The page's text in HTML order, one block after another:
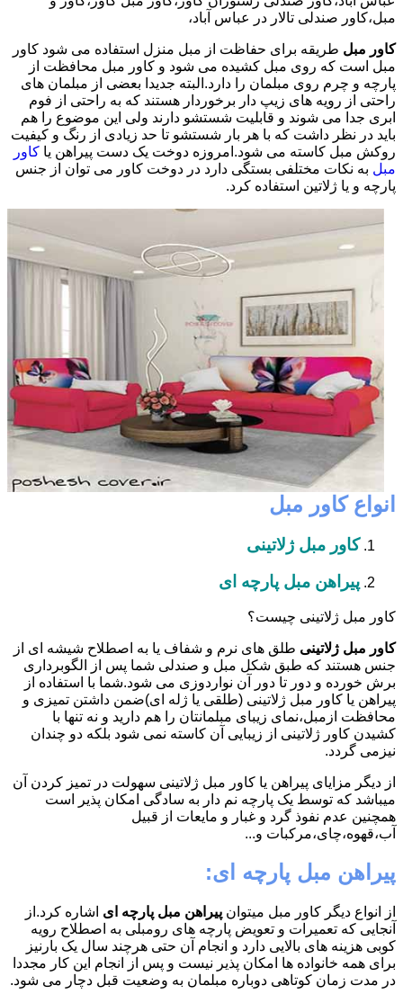
مبل،کاور صندلی تالار در عباس آباد،
کاور مبل طریقه برای حفاظت از مبل منزل استفاده می شود کاور
مبل است که روی مبل کشیده می شود و کاور مبل محافظت از
پارچه و چرم روی مبلمان را دارد.البته جدیدا بعضی از مبلمان های
راحتی از رویه های زیپ دار برخوردار هستند که به راحتی از فوم
ابری جدا می شوند و قابلیت شستشو دارند ولی این موضوع را هم
باید در نظر داشت که با هر بار شستشو تا حد زیادی از رنگ و کیفیت
روکش مبل کاسته می شود.امروزه دوخت یک دست پیراهن یا کاور
مبل به نکات مختلفی بستگی دارد در دوخت کاور می توان از جنس
پارچه و یا ژلاتین استفاده کرد.
انواع کاور مبل
کاور مبل ژلاتینی
پیراهن مبل پارچه ای
کاور مبل ژلاتینی چیست؟
کاور مبل ژلاتینی طلق های نرم و شفاف یا به اصطلاح شیشه ای از
جنس هستند که طبق شکل مبل و صندلی شما پس از الگوبرداری
برش خورده و دور تا دور آن نواردوزی می شود.شما با استفاده از
پیراهن یا کاور مبل ژلاتینی (طلقی یا ژله ای)ضمن داشتن تمیزی و
محافظت ازمبل،نمای زیبای مبلمانتان را هم دارید و نه تنها با
کشیدن کاور ژلاتینی از زیبایی آن کاسته نمی شود بلکه دو چندان
نیزمی گردد.
از دیگر مزایای پیراهن یا کاور مبل ژلاتینی سهولت در تمیز کردن آن
میباشد که توسط یک پارچه نم دار به سادگی امکان پذیر است
همچنین عدم نفوذ گرد و غبار و مایعات از قبیل
آب،قهوه،چای،مرکبات و...
پیراهن مبل پارچه ای:
از انواع دیگر کاور مبل میتوان پیراهن مبل پارچه ای اشاره کرد.از
آنجایی که تعمیرات و تعویض پارچه های رومبلی به اصطلاح رویه
کوبی هزینه های بالایی دارد و انجام آن حتی هرچند سال یک بارنیز
برای همه خانواده ها امکان پذیر نیست و پس از انجام این کار مجددا
در مدت زمان کوتاهی دوباره مبلمان به وضعیت قبل دچار می شود.